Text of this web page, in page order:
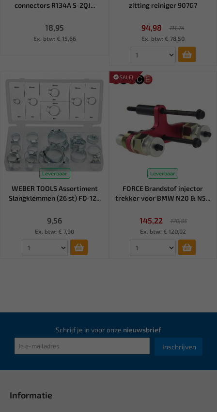
connectors R134A S-2QJ...
18,95
Ex. btw: € 15,66
zitting reiniger 907G7
94,98
111,74
Ex. btw: € 78,50
Leverbaar
WEBER TOOLS Assortiment
Slangklemmen (26 st) FD-12...
9,56
Ex. btw: € 7,90
SALE!
Leverbaar
FORCE Brandstof injector
trekker voor BMW N20 & N5...
145,22
170,85
Ex. btw: € 120,02
Schrijf je in voor onze nieuwsbrief
Inschrijven
Informatie